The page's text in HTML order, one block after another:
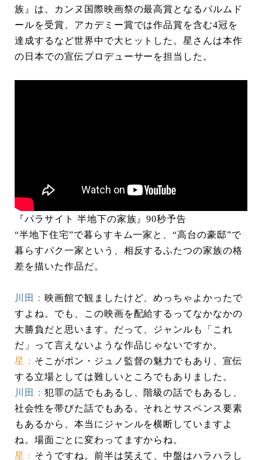
族』は、カンヌ国際映画祭の最高賞となるパルムド
ールを受賞、アカデミー賞では作品賞を含む4冠を
達成するなど世界中で大ヒットした。星さんは本作
の日本での宣伝プロデューサーを担当した。
『パラサイト 半地下の家族』90秒予告
“半地下住宅”で暮らすキム一家と、“高台の豪邸”で
暮らすパク一家という、相反するふたつの家族の格
差を描いた作品だ。
川田： 映画館で観ましたけど、めっちゃよかったで
すよね。でも、この映画を配給するってなかなかの
大勝負だと思います。だって、ジャンルも「これ
だ」って言えないような作品じゃないですか。
星： そこがポン・ジュノ監督の魅力でもあり、宣伝
する立場としては難しいところでもありました。
川田： 犯罪の話でもあるし、階級の話でもあるし、
社会性を帯びた話でもある。それとサスペンス要素
もあるから、本当にジャンルを横断していますよ
ね。場面ごとに変わってますからね。
星： そうですね。前半は笑えて、中盤はハラハラし